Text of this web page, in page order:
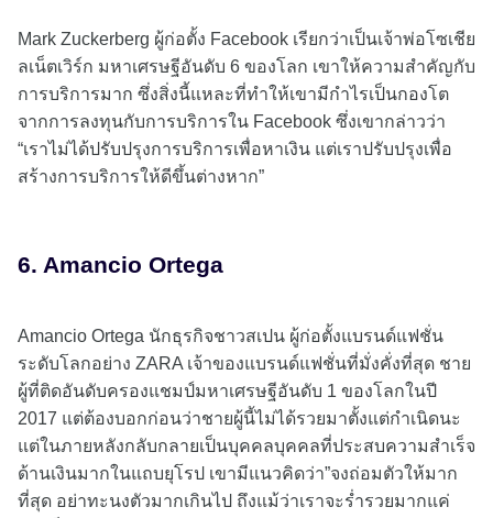
Mark Zuckerberg ผู้ก่อตั้ง Facebook เรียกว่าเป็นเจ้าพ่อโซเชีย
ลเน็ตเวิร์ก มหาเศรษฐีอันดับ 6 ของโลก เขาให้ความสำคัญกับ
การบริการมาก ซึ่งสิ่งนี้แหละที่ทำให้เขามีกำไรเป็นกองโต
จากการลงทุนกับการบริการใน Facebook ซึ่งเขากล่าวว่า
“เราไม่ได้ปรับปรุงการบริการเพื่อหาเงิน แต่เราปรับปรุงเพื่อ
สร้างการบริการให้ดีขึ้นต่างหาก”
6. Amancio Ortega
Amancio Ortega นักธุรกิจชาวสเปน ผู้ก่อตั้งแบรนด์แฟชั่น
ระดับโลกอย่าง ZARA เจ้าของแบรนด์แฟชั่นที่มั่งคั่งที่สุด ชาย
ผู้ที่ติดอันดับครองแชมป์มหาเศรษฐีอันดับ 1 ของโลกในปี
2017 แต่ต้องบอกก่อนว่าชายผู้นี้ไม่ได้รวยมาตั้งแต่กำเนิดนะ
แต่ในภายหลังกลับกลายเป็นบุคคลบุคคลที่ประสบความสำเร็จ
ด้านเงินมากในแถบยุโรป เขามีแนวคิดว่า”จงถ่อมตัวให้มาก
ที่สุด อย่าทะนงตัวมากเกินไป ถึงแม้ว่าเราจะร่ำรวยมากแค่